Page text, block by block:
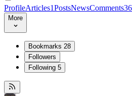
ProfileArticles1PostsNewsComments
More
Bookmarks 28
Followers
Following 5